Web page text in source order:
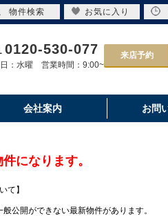
0120-530-077
：水曜 営業時間：9:00~
来店予約
会社案内 お問
になります。
て】
公開ができない最新物件があります。
物件検索 お気に入り